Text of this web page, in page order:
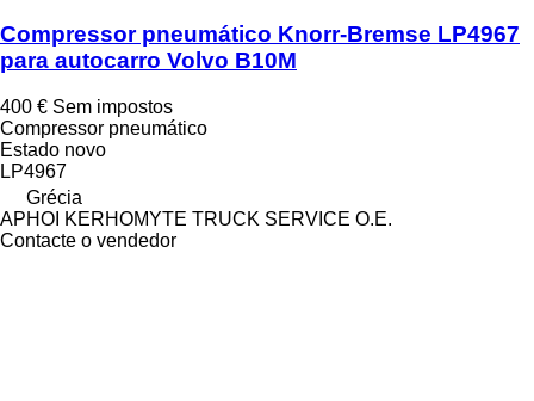
Compressor pneumático Knorr-Bremse LP4967
para autocarro Volvo B10M
400 € Sem impostos
Compressor pneumático
Estado novo
LP4967
Grécia
APHOI KERHOMYTE TRUCK SERVICE O.E.
Contacte o vendedor